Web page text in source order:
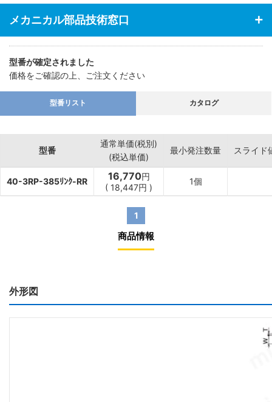
メカニカル部品技術窓口
型番が確定されました
価格をご確認の上、ご注文ください
型番リスト カタログ
型番
通常単価(税別)
(税込単価)
最小発注数量 スライド
40-3RP-385ﾘﾝｸ-RR 16,770円
( 18,447円 )
1個
1
商品情報
外形図